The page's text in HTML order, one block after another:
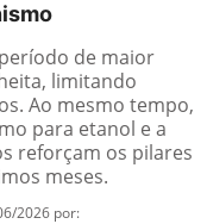
de maior
limitando
Ao mesmo tempo,
para etanol e a
reforçam os pilares
meses.
2026 por: